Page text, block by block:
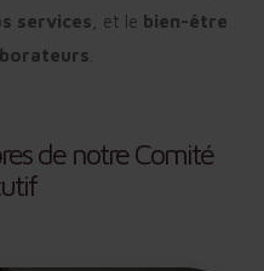
services , et le bien-être
de notre Comité